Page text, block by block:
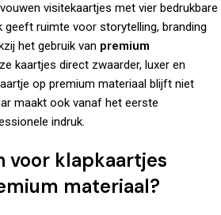
visitekaartjes met vier bedrukbare
geeft ruimte voor storytelling, branding
het gebruik van premium
kaartjes direct zwaarder, luxer en
op premium materiaal blijft niet
maakt ook vanaf het eerste
indruk.
voor klapkaartjes
materiaal?